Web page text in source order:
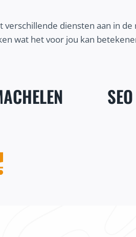
verschillende diensten aan in de
wat het voor jou kan